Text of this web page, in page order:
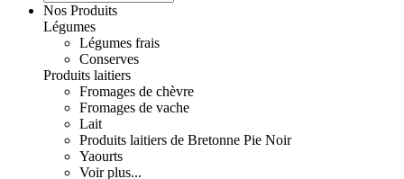
Nos Produits
Légumes
Légumes frais
Conserves
Produits laitiers
Fromages de chèvre
Fromages de vache
Lait
Produits laitiers de Bretonne Pie Noir
Yaourts
Voir plus...